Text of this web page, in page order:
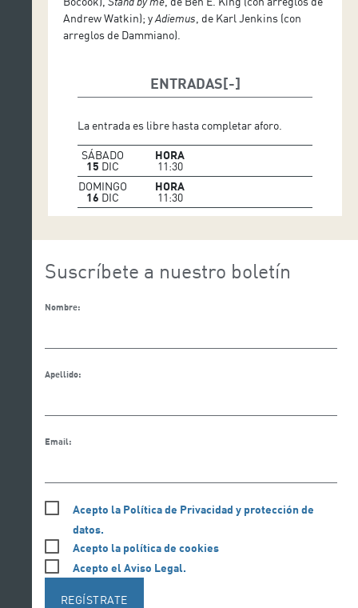
Andrew Watkin); yAdiemus , de Karl Jenkins (con
arreglos de Dammiano).
ENTRADAS
La entrada es libre hasta completar aforo.
SÁBADO
15 DIC
HORA
11:30
DOMINGO
16 DIC
HORA
11:30
Suscríbete a nuestro boletín
Nombre:
Apellido:
Email:
Acepto la Política de Privacidad y protección de
datos.
Acepto la política de cookies
Acepto el Aviso Legal.
REGÍSTRATE